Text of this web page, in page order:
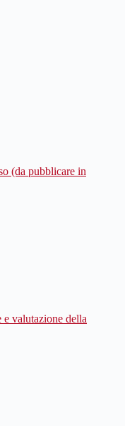
(da pubblicare in
e valutazione della